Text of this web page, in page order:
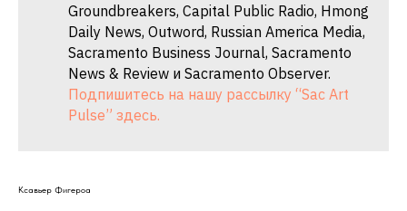
Groundbreakers, Capital Public Radio, Hmong
Daily News, Outword, Russian America Media,
Sacramento Business Journal, Sacramento
News & Review и Sacramento Observer.
Подпишитесь на нашу рассылку “Sac Art
Pulse” здесь.
Ксавьер Фигероа